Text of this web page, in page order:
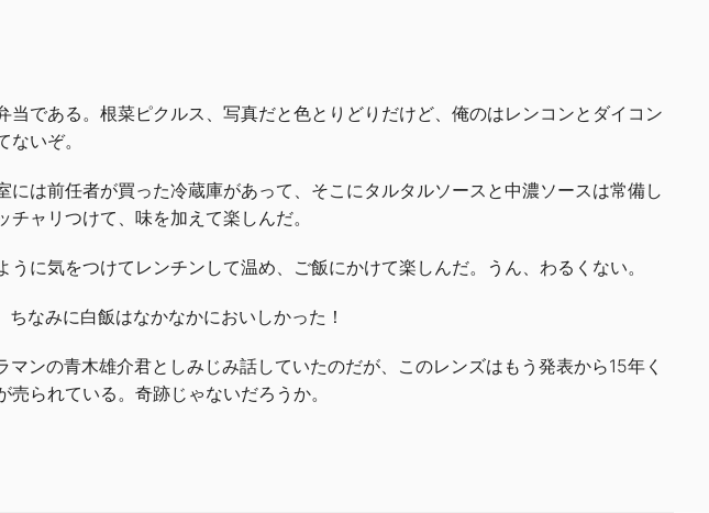
である。根菜ピクルス、写真だと色とりどりだけど、俺のはレンコンとダイコン
いぞ。
は前任者が買った冷蔵庫があって、そこにタルタルソースと中濃ソースは常備し
ャリつけて、味を加えて楽しんだ。
に気をつけてレンチンして温め、ご飯にかけて楽しんだ。うん、わるくない。
なみに白飯はなかなかにおいしかった！
ンの青木雄介君としみじみ話していたのだが、このレンズはもう発表から15年く
られている。奇跡じゃないだろうか。